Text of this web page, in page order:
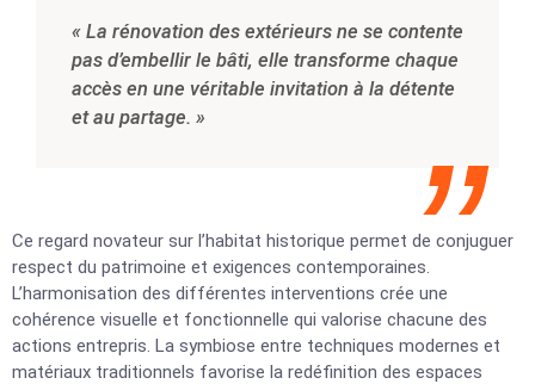
« La rénovation des extérieurs ne se contente
pas d’embellir le bâti, elle transforme chaque
accès en une véritable invitation à la détente
et au partage. »
Ce regard novateur sur l’habitat historique permet de conjuguer
respect du patrimoine et exigences contemporaines.
L’harmonisation des différentes interventions crée une
cohérence visuelle et fonctionnelle qui valorise chacune des
actions entrepris. La symbiose entre techniques modernes et
matériaux traditionnels favorise la redéfinition des espaces